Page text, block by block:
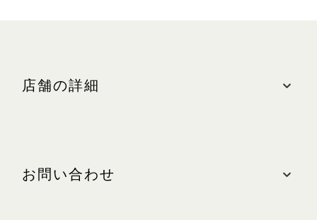
店舗の詳細
最寄りの駐車場: 北(グリーンゾーン)
お問い合わせ